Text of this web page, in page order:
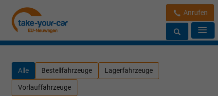
Anrufen
Alle Bestellfahrzeuge Lagerfahrzeuge
Vorlauffahrzeuge